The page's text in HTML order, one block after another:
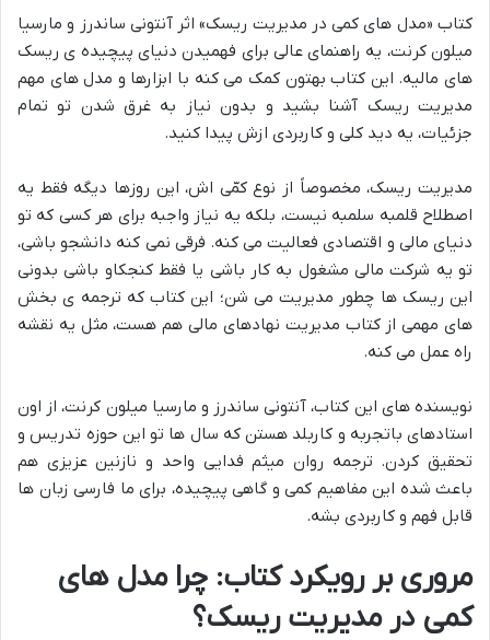
کتاب «مدل های کمی در مدیریت ریسک» اثر آنتونی ساندرز و مارسیا
میلون کرنت، یه راهنمای عالی برای فهمیدن دنیای پیچیده ی ریسک
های مالیه. این کتاب بهتون کمک می کنه با ابزارها و مدل های مهم
مدیریت ریسک آشنا بشید و بدون نیاز به غرق شدن تو تمام
جزئیات، یه دید کلی و کاربردی ازش پیدا کنید.
مدیریت ریسک، مخصوصاً از نوع کمّی اش، این روزها دیگه فقط یه
اصطلاح قلمبه سلمبه نیست، بلکه یه نیاز واجبه برای هر کسی که تو
دنیای مالی و اقتصادی فعالیت می کنه. فرقی نمی کنه دانشجو باشی،
تو یه شرکت مالی مشغول به کار باشی یا فقط کنجکاو باشی بدونی
این ریسک ها چطور مدیریت می شن؛ این کتاب که ترجمه ی بخش
های مهمی از کتاب مدیریت نهادهای مالی هم هست، مثل یه نقشه
راه عمل می کنه.
نویسنده های این کتاب، آنتونی ساندرز و مارسیا میلون کرنت، از اون
استادهای باتجربه و کاربلد هستن که سال ها تو این حوزه تدریس و
تحقیق کردن. ترجمه روان میثم فدایی واحد و نازنین عزیزی هم
باعث شده این مفاهیم کمی و گاهی پیچیده، برای ما فارسی زبان ها
قابل فهم و کاربردی بشه.
مروری بر رویکرد کتاب: چرا مدل های
کمی در مدیریت ریسک؟